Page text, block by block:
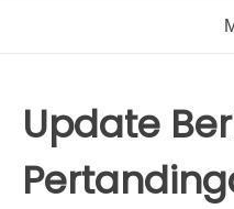
Update